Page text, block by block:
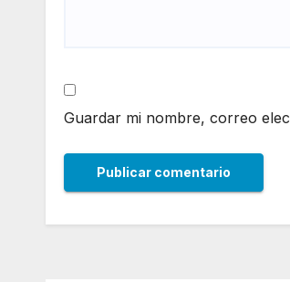
Guardar mi nombre, correo